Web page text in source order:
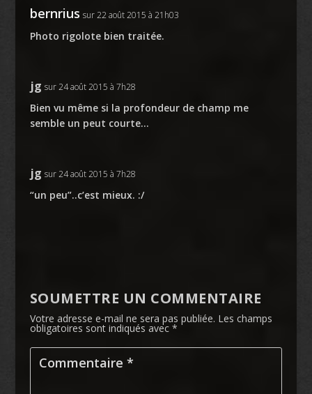
bernrius sur 22 août 2015 à 21h03
Photo rigolote bien traitée.
jg sur 24 août 2015 à 7h28
Bien vu même si la profondeur de champ me
semble un peut courte…
jg sur 24 août 2015 à 7h28
“un peu”..c’est mieux. :/
SOUMETTRE UN COMMENTAIRE
Votre adresse e-mail ne sera pas publiée. Les champs
obligatoires sont indiqués avec *